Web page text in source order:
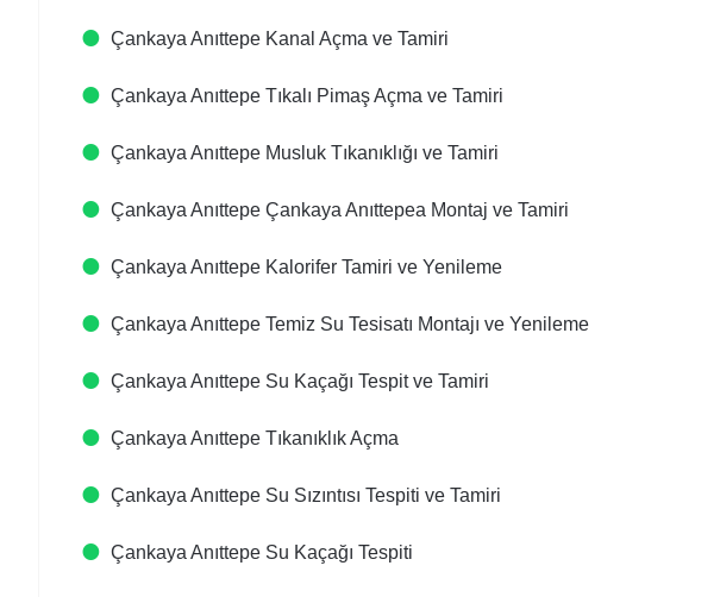
Çankaya Anıttepe Kanal Açma ve Tamiri
Çankaya Anıttepe Tıkalı Pimaş Açma ve Tamiri
Çankaya Anıttepe Musluk Tıkanıklığı ve Tamiri
Çankaya Anıttepe Çankaya Anıttepea Montaj ve Tamiri
Çankaya Anıttepe Kalorifer Tamiri ve Yenileme
Çankaya Anıttepe Temiz Su Tesisatı Montajı ve Yenileme
Çankaya Anıttepe Su Kaçağı Tespit ve Tamiri
Çankaya Anıttepe Tıkanıklık Açma
Çankaya Anıttepe Su Sızıntısı Tespiti ve Tamiri
Çankaya Anıttepe Su Kaçağı Tespiti